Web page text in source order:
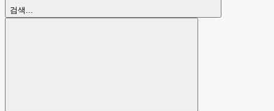
검색...